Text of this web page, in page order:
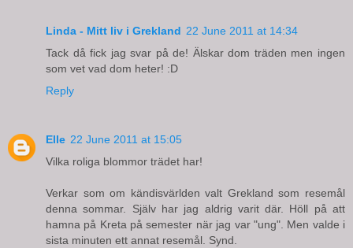
Linda - Mitt liv i Grekland 22 June 2011 at 14:34
Tack då fick jag svar på de! Älskar dom träden men ingen
som vet vad dom heter! :D
Reply
Elle 22 June 2011 at 15:05
Vilka roliga blommor trädet har!
Verkar som om kändisvärlden valt Grekland som resemål
denna sommar. Själv har jag aldrig varit där. Höll på att
hamna på Kreta på semester när jag var "ung". Men valde i
sista minuten ett annat resemål. Synd.